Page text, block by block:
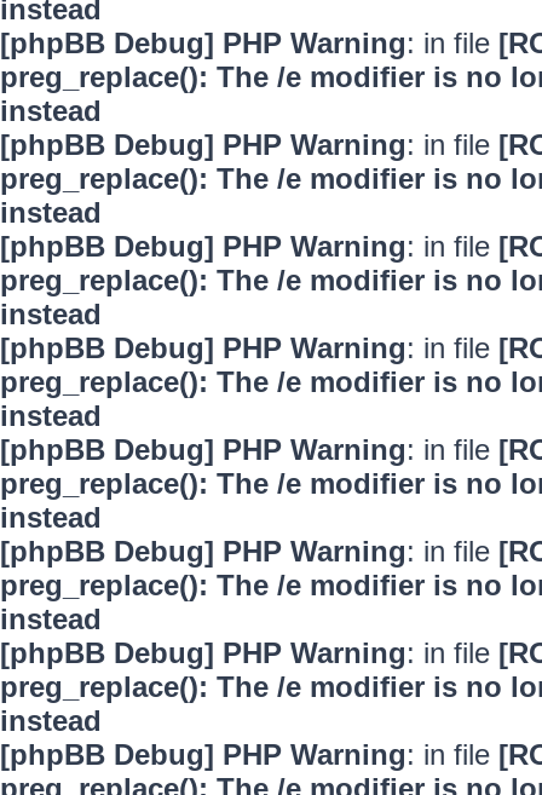
instead
[phpBB Debug] PHP Warning: in file
preg_replace(): The /e modifier is no
instead
[phpBB Debug] PHP Warning: in file
preg_replace(): The /e modifier is no
instead
[phpBB Debug] PHP Warning: in file
preg_replace(): The /e modifier is no
instead
[phpBB Debug] PHP Warning: in file
preg_replace(): The /e modifier is no
instead
[phpBB Debug] PHP Warning: in file
preg_replace(): The /e modifier is no
instead
[phpBB Debug] PHP Warning: in file
preg_replace(): The /e modifier is no
instead
[phpBB Debug] PHP Warning: in file
preg_replace(): The /e modifier is no
instead
[phpBB Debug] PHP Warning: in file
preg_replace(): The /e modifier is no